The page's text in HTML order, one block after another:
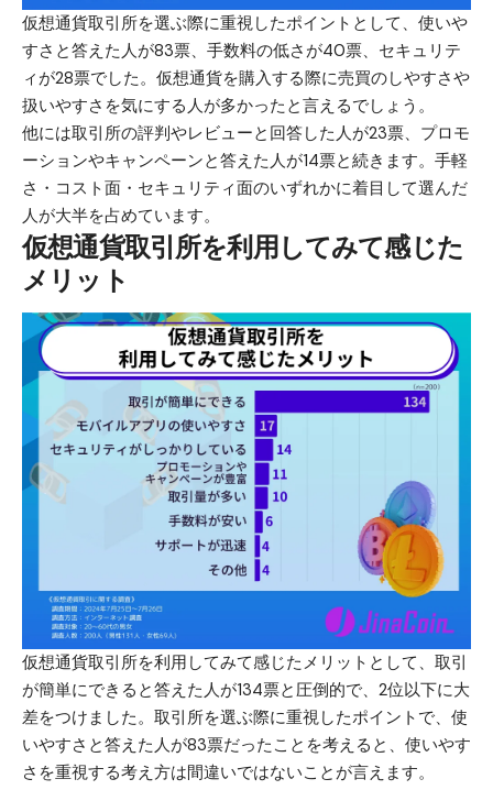
仮想通貨取引所を選ぶ際に重視したポイントとして、使いや
すさと答えた人が83票、手数料の低さが40票、セキュリテ
ィが28票でした。仮想通貨を購入する際に売買のしやすさや
扱いやすさを気にする人が多かったと言えるでしょう。
他には取引所の評判やレビューと回答した人が23票、プロモ
ーションやキャンペーンと答えた人が14票と続きます。手軽
さ・コスト面・セキュリティ面のいずれかに着目して選んだ
人が大半を占めています。
仮想通貨取引所を利用してみて感じた
メリット
仮想通貨取引所を利用してみて感じたメリットとして、取引
が簡単にできると答えた人が134票と圧倒的で、2位以下に大
差をつけました。取引所を選ぶ際に重視したポイントで、使
いやすさと答えた人が83票だったことを考えると、使いやす
さを重視する考え方は間違いではないことが言えます。